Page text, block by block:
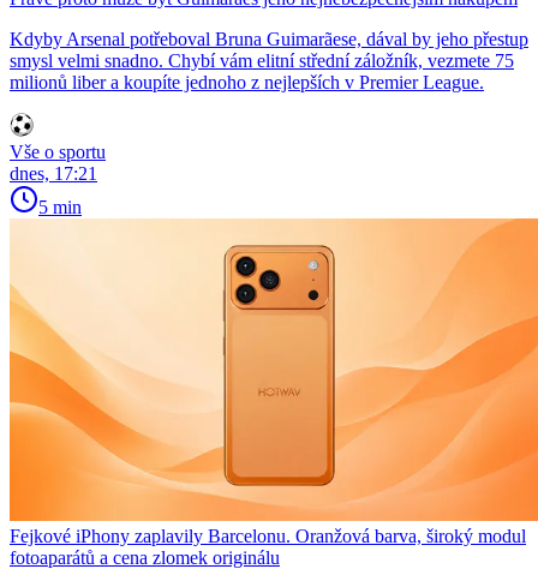
Kdyby Arsenal potřeboval Bruna Guimarãese, dával by jeho přestup
smysl velmi snadno. Chybí vám elitní střední záložník, vezmete 75
milionů liber a koupíte jednoho z nejlepších v Premier League.
Vše o sportu
dnes, 17:21
5 min
Fejkové iPhony zaplavily Barcelonu. Oranžová barva, široký modul
fotoaparátů a cena zlomek originálu